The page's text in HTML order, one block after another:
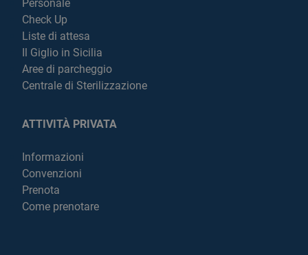
Personale
Check Up
Liste di attesa
Il Giglio in Sicilia
Aree di parcheggio
Centrale di Sterilizzazione
ATTIVITÀ PRIVATA
Informazioni
Convenzioni
Prenota
Come prenotare